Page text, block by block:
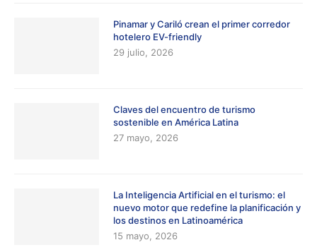
Pinamar y Cariló crean el primer corredor
hotelero EV-friendly
29 julio, 2026
Claves del encuentro de turismo
sostenible en América Latina
27 mayo, 2026
La Inteligencia Artificial en el turismo: el
nuevo motor que redefine la planificación y
los destinos en Latinoamérica
15 mayo, 2026